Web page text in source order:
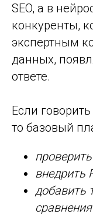
SEO, а в
конкуренты,
экспертным
данных,
ответе.
Если
то базовый
внедрить
добавить
сравнения